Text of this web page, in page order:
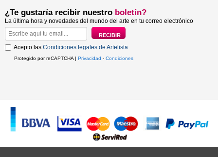
¿Te gustaría recibir nuestro boletín?
La última hora y novedades del mundo del arte en tu correo electrónico
Acepto las Condiciones legales de Artelista
Protegido por reCAPTCHA | Privacidad - Condiciones